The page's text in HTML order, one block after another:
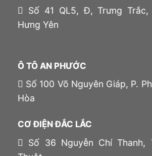
Số 41 QL5, Đ, Trưng Trắc,
Hưng Yên
Ô TÔ AN PHƯỚC
Số 100 Võ Nguyên Giáp, P.
Hòa
CƠ ĐIỆN ĐẮC LẮC
Số 36 Nguyễn Chí Thanh,